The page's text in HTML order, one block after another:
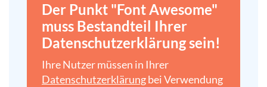
Der Punkt "Font Awesome"
muss Bestandteil Ihrer
Datenschutz­erklärung sein!
Ihre Nutzer müssen in Ihrer
Datenschutz­erklärungbei Verwendung